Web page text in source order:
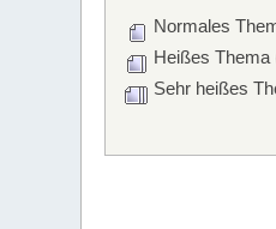
Normales
Heißes Thema
Sehr heißes